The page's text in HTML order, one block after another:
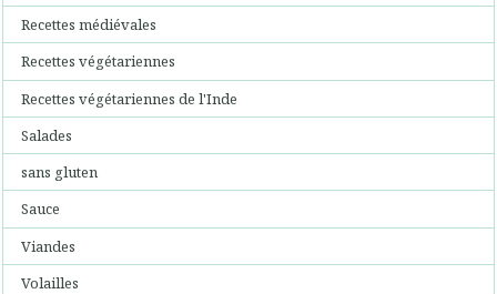
Recettes médiévales
Recettes végétariennes
Recettes végétariennes de l'Inde
Salades
sans gluten
Sauce
Viandes
Volailles